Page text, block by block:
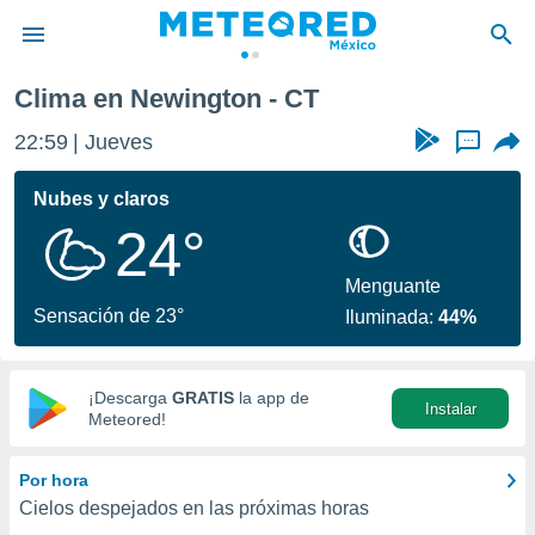
de
ha sido
calidad.
a este
las
y
digital
basada
Clima en Newington - CT
22:59 Jueves ...
Nubes y claros
24°
Sensación de 23°
Menguante
Iluminada:44%
¡Descarga GRATIS la app de
Meteored!
Instalar
Por hora
Cielos despejados en las próximas horas